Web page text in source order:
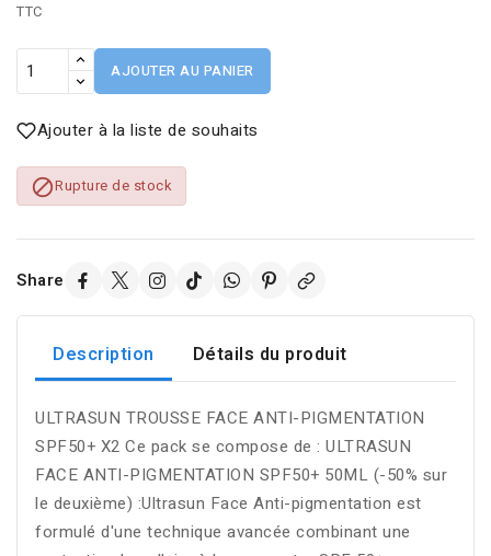
TTC
AJOUTER AU PANIER
Ajouter à la liste de souhaits
Rupture de stock
Share
Description Détails du produit
ULTRASUN TROUSSE FACE ANTI-PIGMENTATION
SPF50+ X2 Ce pack se compose de : ULTRASUN
FACE ANTI-PIGMENTATION SPF50+ 50ML (-50% sur
le deuxième) :Ultrasun Face Anti-pigmentation est
formulé d'une technique avancée combinant une